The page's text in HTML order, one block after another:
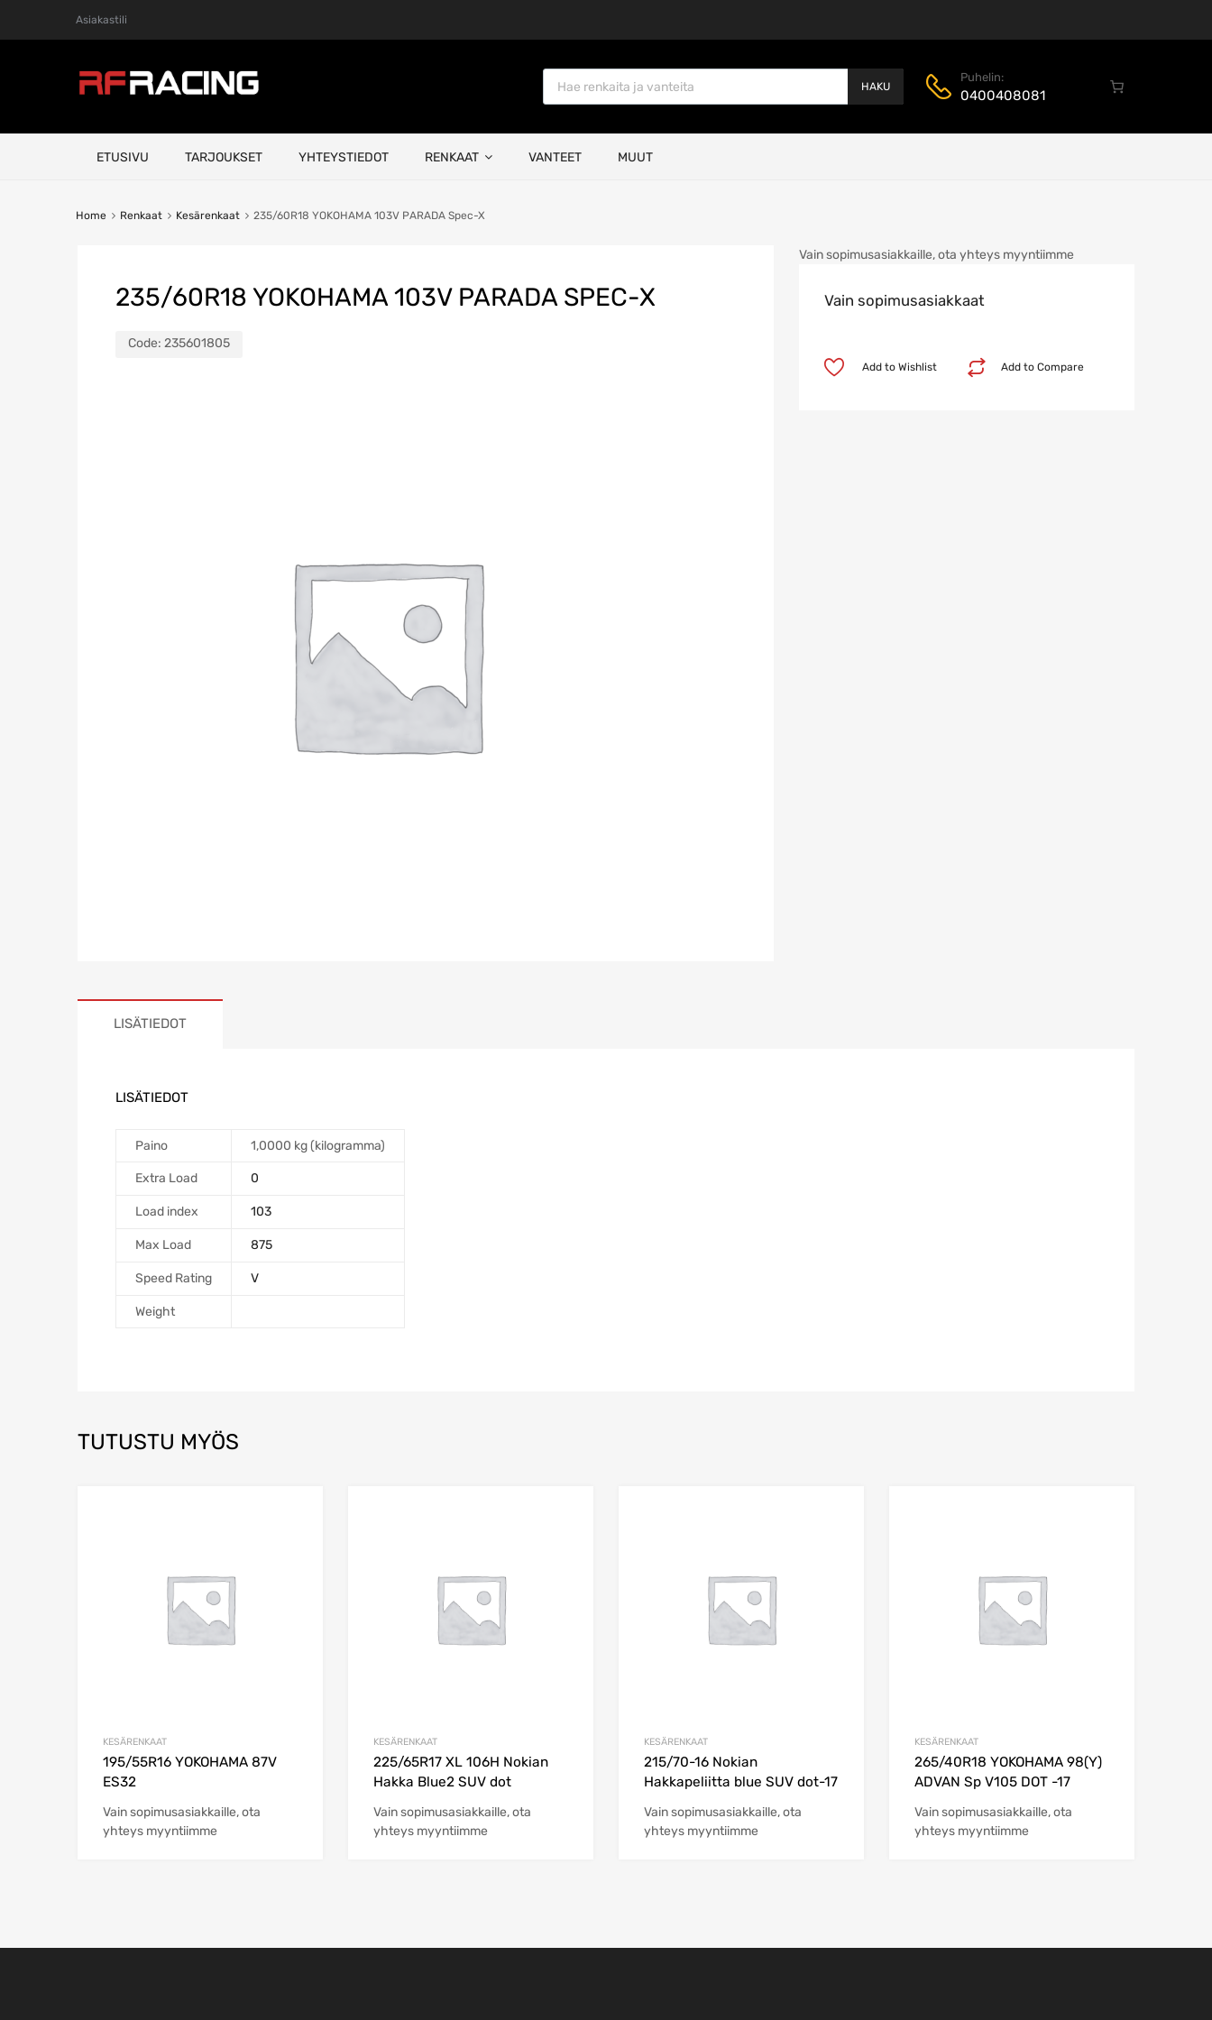
Asiakastili
Products search
HAKU
Puhelin:
0400408081
ETUSIVU TARJOUKSET YHTEYSTIEDOT RENKAAT VANTEET MUUT
Home Renkaat Kesärenkaat 235/60R18 YOKOHAMA 103V PARADA Spec-X
235/60R18 YOKOHAMA 103V PARADA SPEC-X
Code: 235601805
Vain sopimusasiakkaille, ota yhteys myyntiimme
Vain sopimusasiakkaat
Add to Compare
Add to Wishlist
LISÄTIEDOT
LISÄTIEDOT
Paino 1,0000 kg (kilogramma)
Extra Load 0
Load index 103
Max Load 875
Speed Rating V
Weight
TUTUSTU MYÖS
KESÄRENKAAT
195/55R16 YOKOHAMA 87V
ES32
Vain sopimusasiakkaille, ota
yhteys myyntiimme
KESÄRENKAAT
225/65R17 XL 106H Nokian
Hakka Blue2 SUV dot
Vain sopimusasiakkaille, ota
yhteys myyntiimme
KESÄRENKAAT
215/70-16 Nokian
Hakkapeliitta blue SUV dot-17
Vain sopimusasiakkaille, ota
yhteys myyntiimme
KESÄRENKAAT
265/40R18 YOKOHAMA 98(Y)
ADVAN Sp V105 DOT -17
Vain sopimusasiakkaille, ota
yhteys myyntiimme